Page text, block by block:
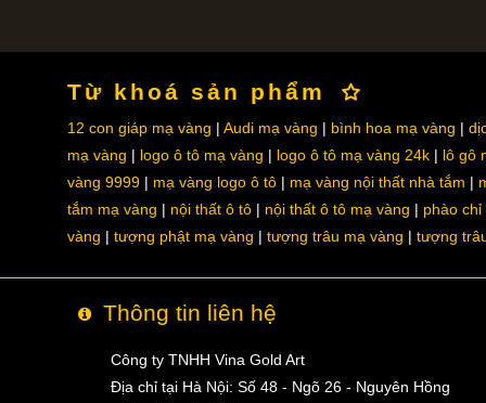
Từ khoá sản phẩm
12 con giáp mạ vàng Audi mạ vàng bình hoa mạ vàng
mạ vàng
logo ô tô mạ vàng logo ô tô mạ vàng 24k
lô gô
vàng 9999
mạ vàng logo ô tô mạ vàng nội thất nhà tắm
tắm mạ vàng
nội thất ô tô nội thất ô tô mạ vàng
phào chỉ
vàng
tượng phật mạ vàng tượng trâu mạ vàng tượng
Thông tin liên hệ
Công ty TNHH Vina Gold Art
Địa chỉ tại Hà Nội: Số 48 - Ngõ 26 - Nguyên Hồng